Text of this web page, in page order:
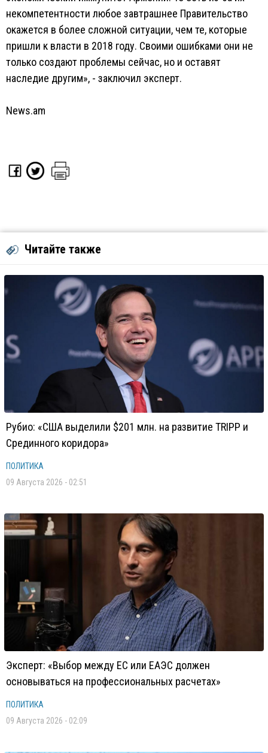
некомпетентности любое завтрашнее Правительство
окажется в более сложной ситуации, чем те, которые
пришли к власти в 2018 году. Своими ошибками они не
только создают проблемы сейчас, но и оставят
наследие другим», - заключил эксперт.
News.am
Читайте также
Рубио: «США выделили $201 млн. на развитие TRIPP и
Срединного коридора»
ПОЛИТИКА
09 Августа 2026 - 02:51
Эксперт: «Выбор между ЕС или ЕАЭС должен
основываться на профессиональных расчетах»
ПОЛИТИКА
09 Августа 2026 - 02:09